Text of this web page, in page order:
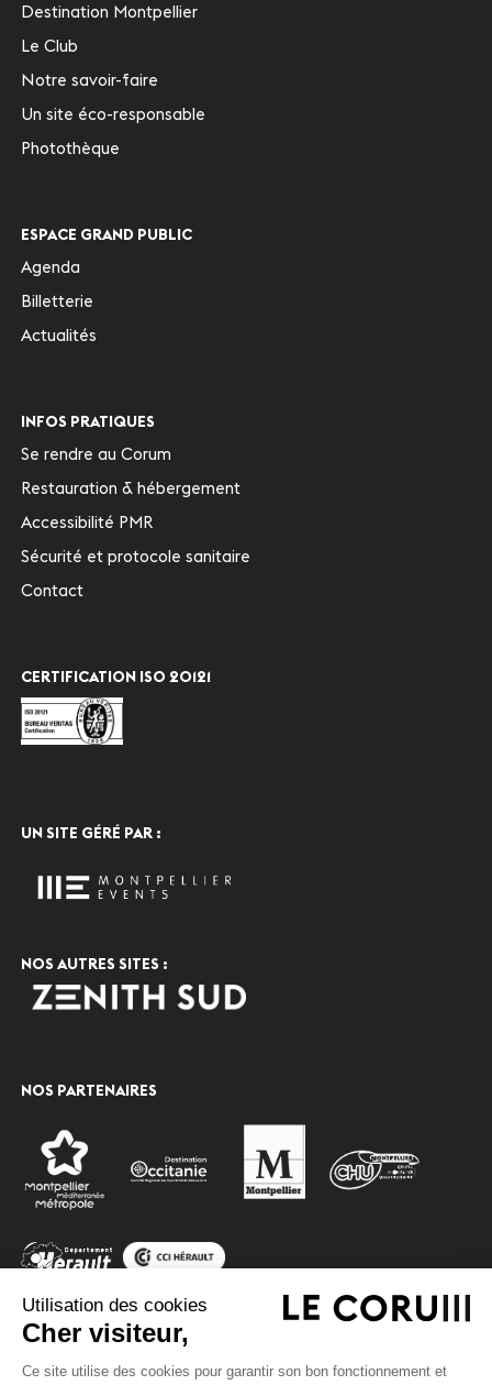
Destination Montpellier
Le Club
Notre savoir-faire
Un site éco-responsable
Photothèque
ESPACE GRAND PUBLIC
Agenda
Billetterie
Actualités
INFOS PRATIQUES
Se rendre au Corum
Restauration & hébergement
Accessibilité PMR
Sécurité et protocole sanitaire
Contact
CERTIFICATION ISO 20121
UN SITE GÉRÉ PAR :
NOS AUTRES SITES :
NOS PARTENAIRES
© 2020 Montpellier events, tous droits réservés
Utilisation des cookies
Cher visiteur,
Ce site utilise des cookies pour garantir son bon fonctionnement et